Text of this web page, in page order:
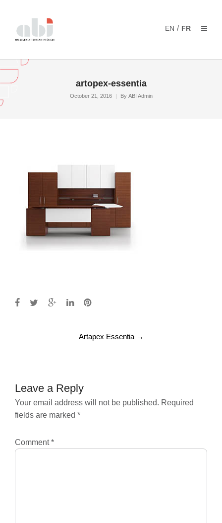
EN / FR
artopex-essentia
October 21, 2016 By ABI Admin
Artapex Essentia →
Leave a Reply
Your email address will not be published. Required
fields are marked *
Comment*